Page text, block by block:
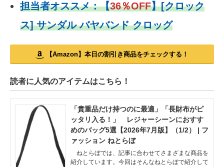
担当者オススメ：【36％OFF】[クロック
ス] サンダル バヤバンド クロッグ
【Amazon】本日の割引き商品をチェックする！
読者に人気のアイテムはこちら！
「貴重品だけ持つのに最適」「長財布がピ
ッタリ入る！」 レジャーシーンにおすす
めのバッグ5選【2026年7月版】（1/2） | フ
ァッション ねとらぼ
ねとらぼでは、記事に合わせてさまざまな商品を
紹介しています。今回はそんなねとらぼで紹介して